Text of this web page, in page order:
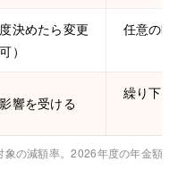
決めたら変更
）
任意の
響を受ける
繰り下
の減額率。2026年度の年金額は